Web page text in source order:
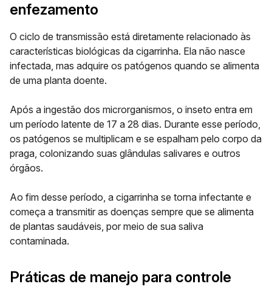
enfezamento
O ciclo de transmissão está diretamente relacionado às
características biológicas da cigarrinha. Ela não nasce
infectada, mas adquire os patógenos quando se alimenta
de uma planta doente.
Após a ingestão dos microrganismos, o inseto entra em
um período latente de 17 a 28 dias. Durante esse período,
os patógenos se multiplicam e se espalham pelo corpo da
praga, colonizando suas glândulas salivares e outros
órgãos.
Ao fim desse período, a cigarrinha se torna infectante e
começa a transmitir as doenças sempre que se alimenta
de plantas saudáveis, por meio de sua saliva
contaminada.
Práticas de manejo para controle